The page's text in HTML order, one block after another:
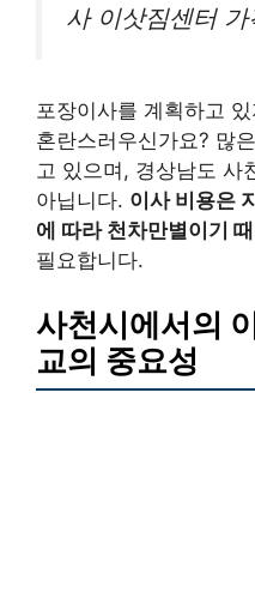
사 이삿짐센터
포장이사를 계획하고
혼란스러우신가요? 많
고 있으며, 경상남도 사
아닙니다. 이사 비용은
에 따라 천차만별이기 때
필요합니다.
사천시에서의
교의 중요성